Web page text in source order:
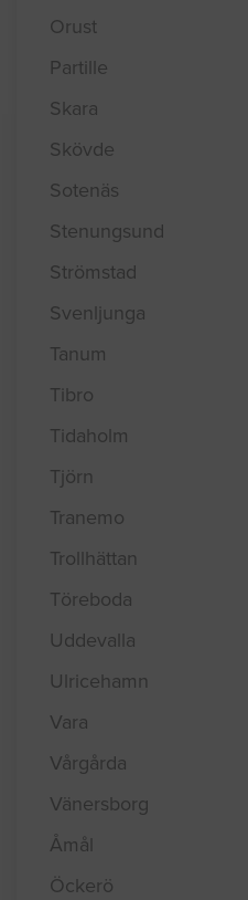
Orust
Partille
Skara
Skövde
Sotenäs
Stenungsund
Strömstad
Svenljunga
Tanum
Tibro
Tidaholm
Tjörn
Tranemo
Trollhättan
Töreboda
Uddevalla
Ulricehamn
Vara
Vårgårda
Vänersborg
Åmål
Öckerö